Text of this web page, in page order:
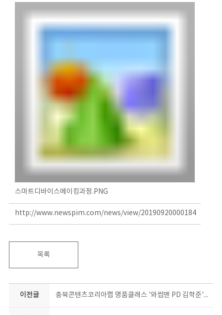
스마트디바이스메이킹과정.PNG
http://www.newspim.com/news/view/20190920000184
목록
이전글 충북콘텐츠코리아랩 명품클래스 '와썹맨 PD 김학준' 온다